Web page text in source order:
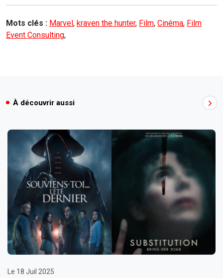
Mots clés : Marvel , kraven the hunter, Film, Cinéma, Film
Event Consulting,
À découvrir aussi
Le 18 Juil 2025